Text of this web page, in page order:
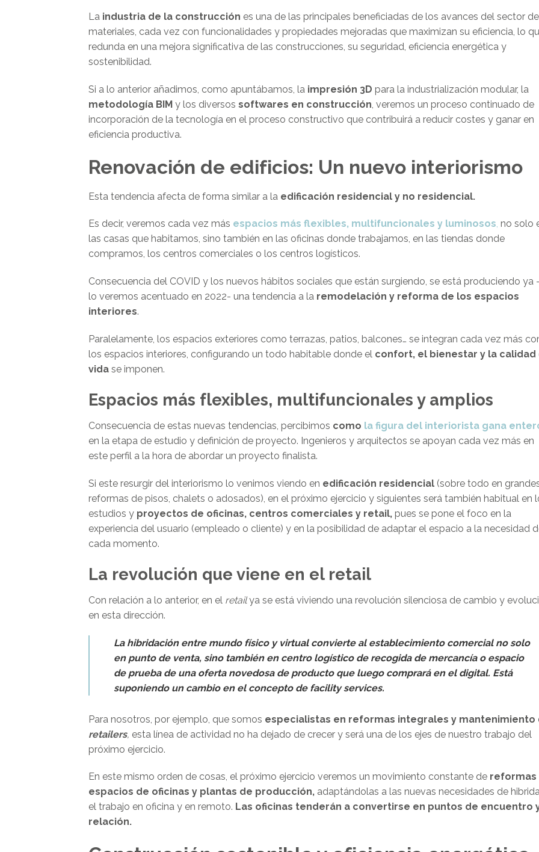
La industria de la construcción es una de las principales beneficiadas de los avances del sector de
materiales, cada vez con funcionalidades y propiedades mejoradas que maximizan su eficiencia, lo
redunda en una mejora significativa de las construcciones, su seguridad, eficiencia energética y
sostenibilidad.
Si a lo anterior añadimos, como apuntábamos, la impresión 3D para la industrialización modular, la
metodología BIM y los diversos softwares en construcción , veremos un proceso continuado de
incorporación de la tecnología en el proceso constructivo que contribuirá a reducir costes y ganar en
eficiencia productiva.
Renovación de edificios: Un nuevo interiorismo
Esta tendencia afecta de forma similar a la edificación residencial y no residencial.
Es decir, veremos cada vez más espacios más flexibles, multifuncionales y luminosos, no solo
las casas que habitamos, sino también en las oficinas donde trabajamos, en las tiendas donde
compramos, los centros comerciales o los centros logísticos.
Consecuencia del COVID y los nuevos hábitos sociales que están surgiendo, se está produciendo ya
lo veremos acentuado en 2022- una tendencia a la remodelación y reforma de los espacios
interiores.
Paralelamente, los espacios exteriores como terrazas, patios, balcones… se integran cada vez más
los espacios interiores, configurando un todo habitable donde el confort, el bienestar y la calidad
vida se imponen.
Espacios más flexibles, multifuncionales y amplios
Consecuencia de estas nuevas tendencias, percibimos como la figura del interiorista gana
en la etapa de estudio y definición de proyecto. Ingenieros y arquitectos se apoyan cada vez más en
este perfil a la hora de abordar un proyecto finalista.
Si este resurgir del interiorismo lo venimos viendo en edificación residencial (sobre todo en
reformas de pisos, chalets o adosados), en el próximo ejercicio y siguientes será también habitual en
estudios y proyectos de oficinas, centros comerciales y retail, pues se pone el foco en la
experiencia del usuario (empleado o cliente) y en la posibilidad de adaptar el espacio a la necesidad
cada momento.
La revolución que viene en el retail
Con relación a lo anterior, en el retailya se está viviendo una revolución silenciosa de cambio y
en esta dirección.
La hibridación entre mundo físico y virtual convierte al establecimiento comercial no solo
en punto de venta, sino también en centro logístico de recogida de mercancía o espacio
de prueba de una oferta novedosa de producto que luego comprará en el digital. Está
suponiendo un cambio en el concepto de facility services.
Para nosotros, por ejemplo, que somos especialistas en reformas integrales y mantenimiento
retailers, esta línea de actividad no ha dejado de crecer y será una de los ejes de nuestro trabajo del
próximo ejercicio.
En este mismo orden de cosas, el próximo ejercicio veremos un movimiento constante de reformas
espacios de oficinas y plantas de producción, adaptándolas a las nuevas necesidades de
el trabajo en oficina y en remoto. Las oficinas tenderán a convertirse en puntos de encuentro
relación.